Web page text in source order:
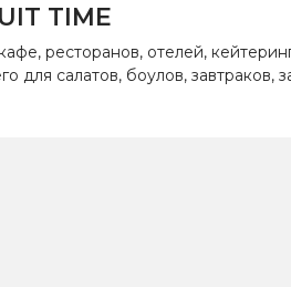
TIME
ресторанов, отелей,
для салатов, боулов,